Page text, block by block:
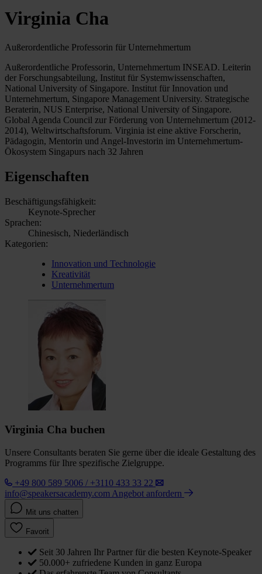
Virginia Cha
Außerordentliche Professorin für Unternehmertum
Außerordentliche Professorin, Unternehmertum INSEAD. Leiterin
der Forschungsabteilung, Institut für Systemwissenschaften,
National University of Singapore. Institut für Innovation und
Unternehmertum, Singapore Management University. Strategische
Beraterin, NUS Enterprise, National University of Singapore.
Global Agenda Council zur Förderung von Unternehmertum (2012-
2014), Weltwirtschaftsforum. Virginia ist eine aktive Forscherin,
Pädagogin, Mentorin und Angel-Investorin im Unternehmertum-
Ökosystem Singapurs nach 32 Jahren
Eigenschaften
Beschäftigungsfähigkeit:
Keynote-Sprecher
Sprachen:
Chinesisch, Niederländisch
Kategorien:
Innovation und Technologie
Kreativität
Unternehmertum
Virginia Cha buchen
Unsere Consultants beraten Sie gerne über die ideale Gestaltung des
Programms für Ihre spezifische Zielgruppe.
+49 800 589 5006 / +3110 433 33 22
info@speakersacademy.com Angebot anfordern
Mit uns chatten
Favorit
Seit 30 Jahren Ihr Partner für die besten Keynote-Speaker
50.000+ zufriedene Kunden in ganz Europa